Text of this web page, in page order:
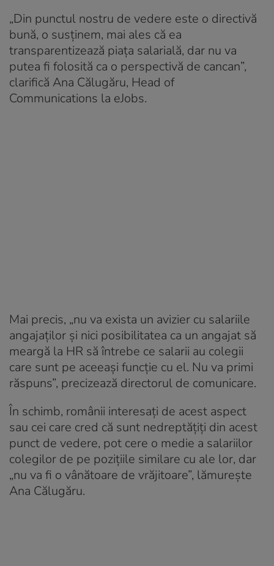
„Din punctul nostru de vedere este o directivă
bună, o susținem, mai ales că ea
transparentizează piața salarială, dar nu va
putea fi folosită ca o perspectivă de cancan”,
clarifică Ana Călugăru, Head of
Communications la eJobs.
Mai precis, „nu va exista un avizier cu salariile
angajaților și nici posibilitatea ca un angajat să
meargă la HR să întrebe ce salarii au colegii
care sunt pe aceeași funcție cu el. Nu va primi
răspuns”, precizează directorul de comunicare.
În schimb, românii interesați de acest aspect
sau cei care cred că sunt nedreptățiți din acest
punct de vedere, pot cere o medie a salariilor
colegilor de pe pozițiile similare cu ale lor, dar
„nu va fi o vânătoare de vrăjitoare”, lămurește
Ana Călugăru.